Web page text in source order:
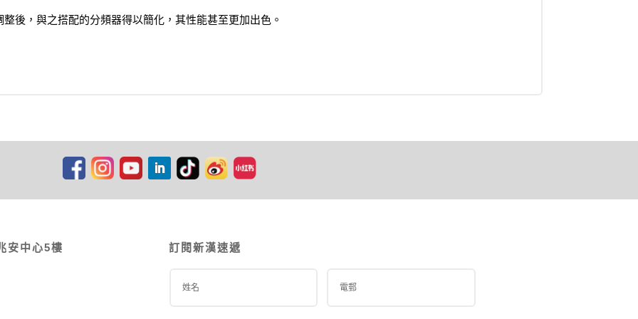
後，與之搭配的分頻器得以簡化，其性能甚至更加出色。
安中心5樓 訂閱新漢速遞